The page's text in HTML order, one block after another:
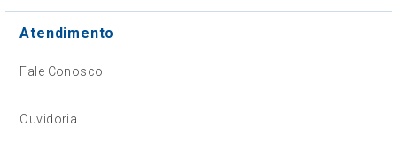
Atendimento
Fale Conosco
Ouvidoria